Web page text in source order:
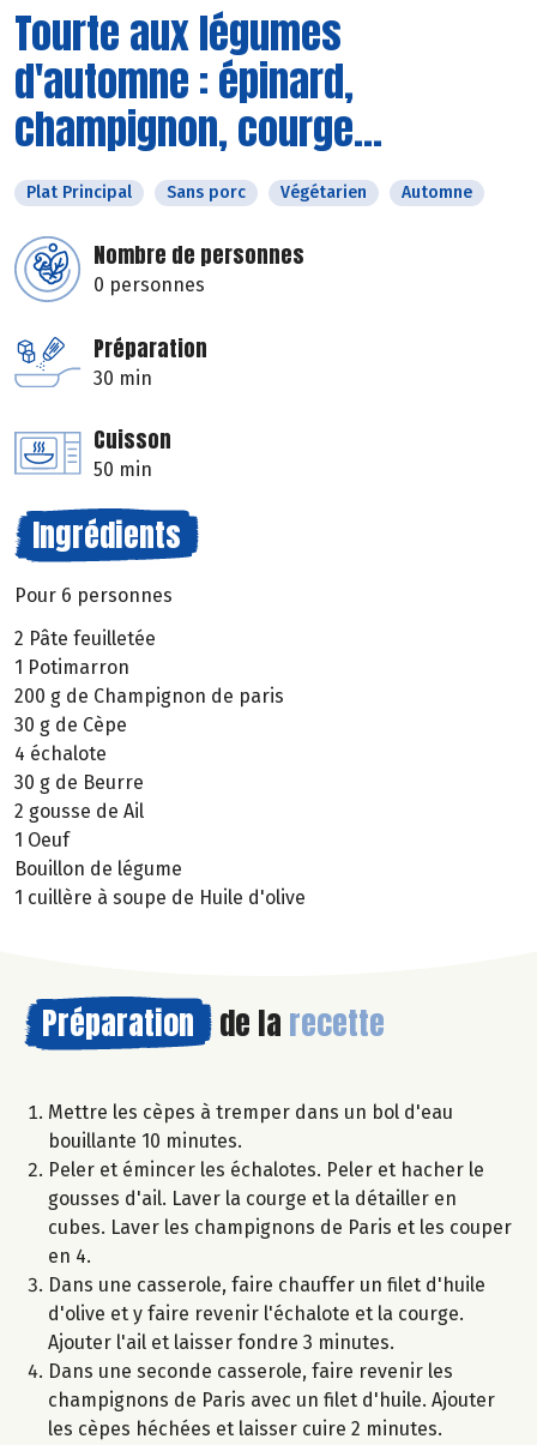
Tourte aux légumes
d'automne : épinard,
champignon, courge...
Plat Principal Sans porc Végétarien Automne
Nombre de personnes
0 personnes
Préparation
30 min
Cuisson
50 min
Ingrédients
Pour 6 personnes
2 Pâte feuilletée
1 Potimarron
200 g de Champignon de paris
30 g de Cèpe
4 échalote
30 g de Beurre
2 gousse de Ail
1 Oeuf
Bouillon de légume
1 cuillère à soupe de Huile d'olive
Préparation de la recette
Mettre les cèpes à tremper dans un bol d'eau
bouillante 10 minutes.
Peler et émincer les échalotes. Peler et hacher le
gousses d'ail. Laver la courge et la détailler en
cubes. Laver les champignons de Paris et les couper
en 4.
Dans une casserole, faire chauffer un filet d'huile
d'olive et y faire revenir l'échalote et la courge.
Ajouter l'ail et laisser fondre 3 minutes.
Dans une seconde casserole, faire revenir les
champignons de Paris avec un filet d'huile. Ajouter
les cèpes héchées et laisser cuire 2 minutes.